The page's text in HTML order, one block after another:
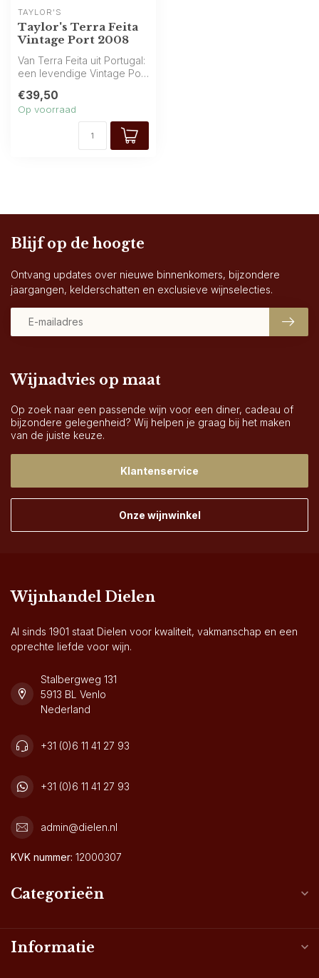
TAYLOR'S
Taylor's Terra Feita
Vintage Port 2008
Van Terra Feita uit Portugal:
een levendige Vintage Port
€39,50
Op voorraad
Wijnadvies op maat
Op zoek naar een passende wijn voor een diner, cadeau of
bijzondere gelegenheid? Wij helpen je graag bij het maken
van de juiste keuze.
Klantenservice
Onze wijnwinkel
Blijf op de hoogte
Ontvang updates over nieuwe binnenkomers, bijzondere
jaargangen, kelderschatten en exclusieve wijnselecties.
Wijnhandel Dielen
Al sinds 1901 staat Dielen voor kwaliteit, vakmanschap en een
oprechte liefde voor wijn.
Stalbergweg 131
5913 BL Venlo
Nederland
+31 (0)6 11 41 27 93
+31 (0)6 11 41 27 93
admin@dielen.nl
KVK nummer: 12000307
Categorieën
Informatie